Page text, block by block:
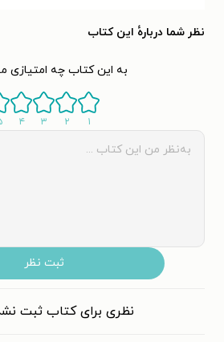
نظر شما دربارهٔ این کتاب
به این کتاب چه امتیازی
۱ ۲ ۳ ۴
ثبت نظر
نظری برای کتاب ثبت